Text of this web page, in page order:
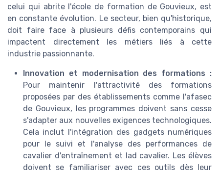
celui qui abrite l'école de formation de Gouvieux, est
en constante évolution. Le secteur, bien qu'historique,
doit faire face à plusieurs défis contemporains qui
impactent directement les métiers liés à cette
industrie passionnante.
Innovation et modernisation des formations :
Pour maintenir l'attractivité des formations
proposées par des établissements comme l'afasec
de Gouvieux, les programmes doivent sans cesse
s'adapter aux nouvelles exigences technologiques.
Cela inclut l'intégration des gadgets numériques
pour le suivi et l'analyse des performances de
cavalier d'entraînement et lad cavalier. Les élèves
doivent se familiariser avec ces outils dès leur